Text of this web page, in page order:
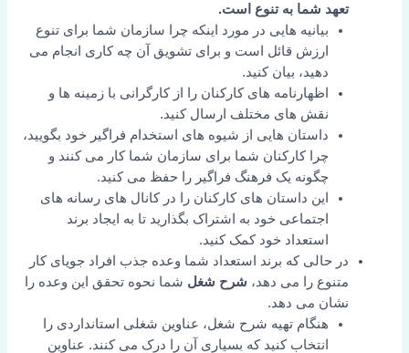
تعهد شما به تنوع است.
بیانیه هایی در مورد اینکه چرا سازمان شما برای تنوع
ارزش قائل است و برای تشویق آن چه کاری انجام می
دهید، بیان کنید.
اظهارنامه های کارکنان را از کارگرانی با زمینه ها و
نقش های مختلف ارسال کنید.
داستان هایی از شیوه های استخدام فراگیر خود بگویید،
چرا کارکنان شما برای سازمان شما کار می کنند و
چگونه یک فرهنگ فراگیر را حفظ می کنید.
این داستان های کارکنان را در کانال های رسانه های
اجتماعی خود به اشتراک بگذارید تا به ایجاد برند
استعداد خود کمک کنید.
در حالی که برند استعداد شما وعده جذب افراد جویای کار
متنوع را می دهد، شرح شغل شما نحوه تحقق این وعده را
نشان می دهد.
هنگام تهیه شرح شغل، عناوین شغلی استانداردی را
انتخاب کنید که بسیاری آن را درک می کنند. عناوین